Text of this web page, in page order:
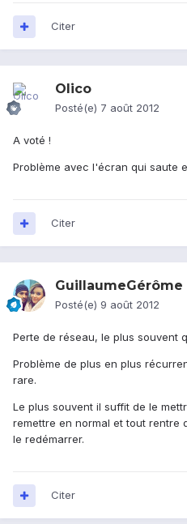
Citer
Olico
Posté(e) 7 août 2012
A voté !
Problème avec l'écran qui saute
Citer
GuillaumeGérôme
Posté(e) 9 août 2012
Perte de réseau, le plus souvent
Problème de plus en plus
rare.
Le plus souvent il suffit de le
remettre en normal et tout rentre
le redémarrer.
Citer